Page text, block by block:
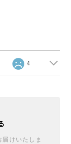
4
けいたしま